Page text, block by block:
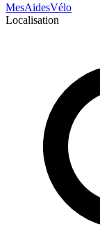
MesAidesVélo
Localisation